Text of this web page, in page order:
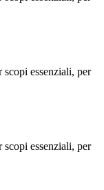
essenziali, per
essenziali, per